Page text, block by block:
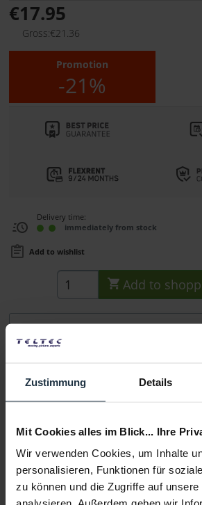
Zustimmung Details
Mit Cookies alles im Blick... Ihre
Wir verwenden Cookies, um Inhalte
personalisieren, Funktionen für
zu können und die Zugriffe auf
€17.95
Gross:€21.36
Promotion
-21%
Delivery time:
immediately from stock
Add to wishlist
Add to
Die SmallRig 2905B Halterung ist eine
Consultation
Manufacturer & Product Safety